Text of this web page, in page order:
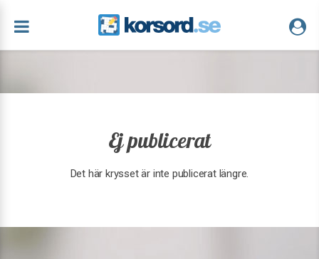
Ej publicerat
Det här krysset är inte publicerat längre.